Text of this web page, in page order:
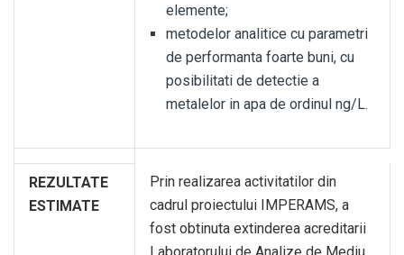
elemente;
metodelor analitice cu parametri
de performanta foarte buni, cu
posibilitati de detectie a
metalelor in apa de ordinul ng/L.
REZULTATE
ESTIMATE
Prin realizarea activitatilor din
cadrul proiectului IMPERAMS, a
fost obtinuta extinderea acreditarii